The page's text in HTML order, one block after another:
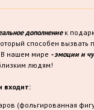
дополнениек
способен вызвать
В нашем мире - эмоции и
людям!
входит:
(фольгированная